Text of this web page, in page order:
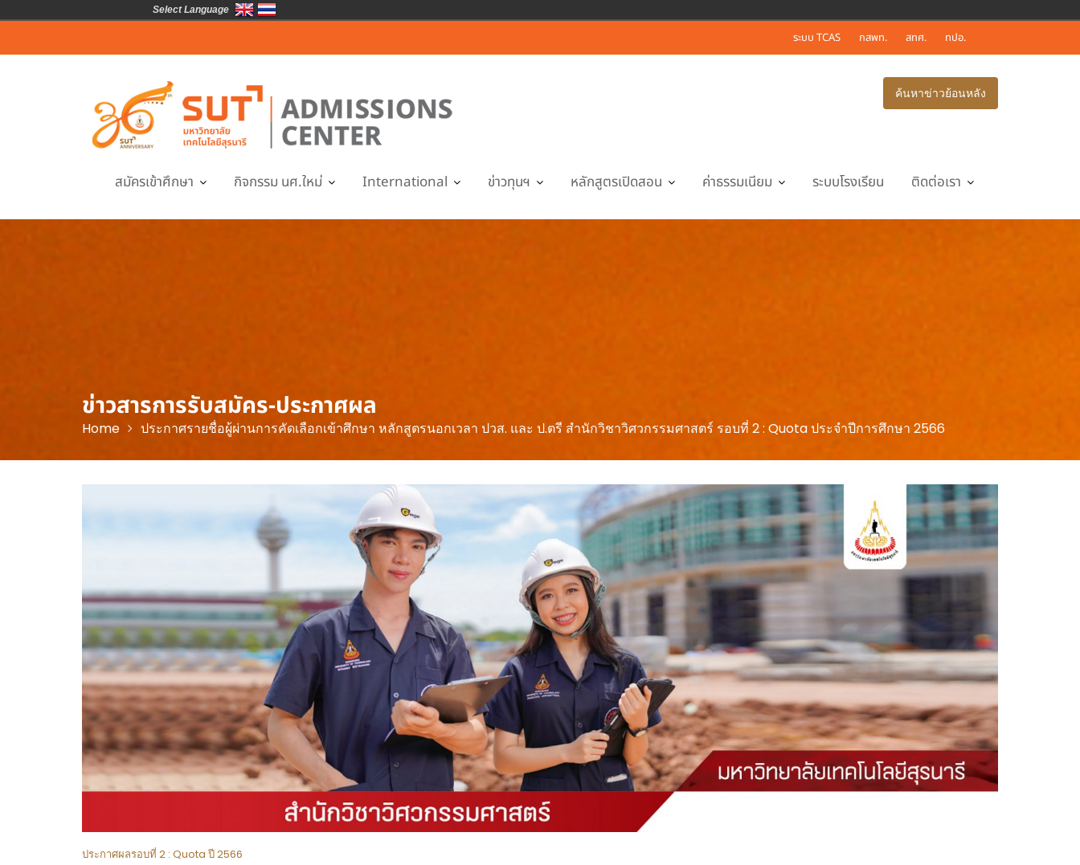
ระบบ TCAS กสพท. สทศ. ทปอ.
ค้นหาข่าวย้อนหลัง
สมัครเข้าศึกษา กิจกรรม นศ.ใหม่ International ข่าวทุนฯ หลักสูตรเปิดสอน ค่าธรรมเนียม ระบบโรงเรียน ติดต่อเรา
ข่าวสารการรับสมัคร-ประกาศผล
Home ประกาศรายชื่อผู้ผ่านการคัดเลือกเข้าศึกษา หลักสูตรนอกเวลา ปวส. และ ป.ตรี สำนักวิชาวิศวกรรมศาสตร์ รอบที่ 2 : Quota ประจำปีการศึกษา 2566
ประกาศผลรอบที่ 2 : Quota ปี 2566
Select Language